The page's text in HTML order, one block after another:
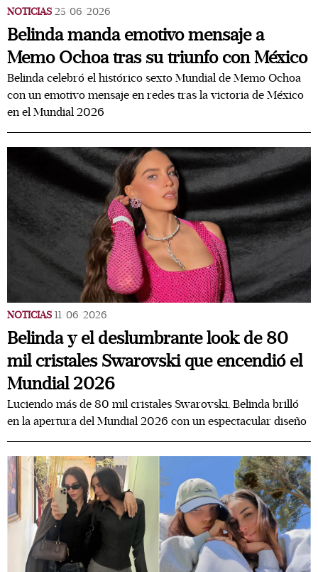
NOTICIAS 25/06/2026
Belinda manda emotivo mensaje a
Memo Ochoa tras su triunfo con México
Belinda celebró el histórico sexto Mundial de Memo Ochoa
con un emotivo mensaje en redes tras la victoria de México
en el Mundial 2026
NOTICIAS 11/06/2026
Belinda y el deslumbrante look de 80
mil cristales Swarovski que encendió el
Mundial 2026
Luciendo más de 80 mil cristales Swarovski, Belinda brilló
en la apertura del Mundial 2026 con un espectacular diseño